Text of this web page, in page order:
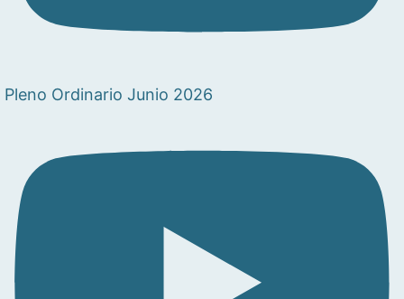
Pleno Ordinario Junio 2026